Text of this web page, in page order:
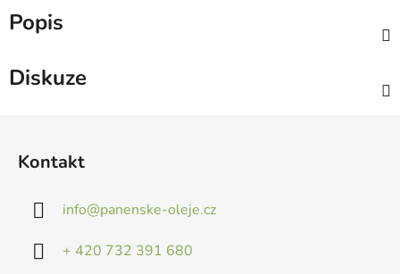
Popis
Diskuze
Kontakt
info@panenske-oleje.cz
+ 420 732 391 680